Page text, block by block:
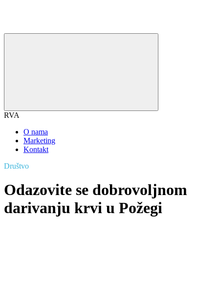
RVA
O nama
Marketing
Kontakt
Društvo
Odazovite se dobrovoljnom
darivanju krvi u Požegi